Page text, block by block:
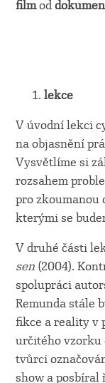
filmod
lekce
V úvodní lekci
na objasnění
Vysvětlíme si
rozsahem
pro zkoumanou
kterými se
V druhé části
sen (2004).
spolupráci
Remunda stále
fikce a reality v
určitého vzorku
tvůrci
show a posbíral